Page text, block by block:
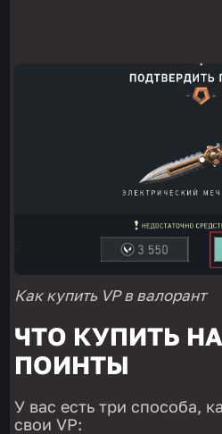
Как купить VP в валорант
ЧТО КУПИТЬ
ПОИНТЫ
У вас есть три способа,
свои VP: